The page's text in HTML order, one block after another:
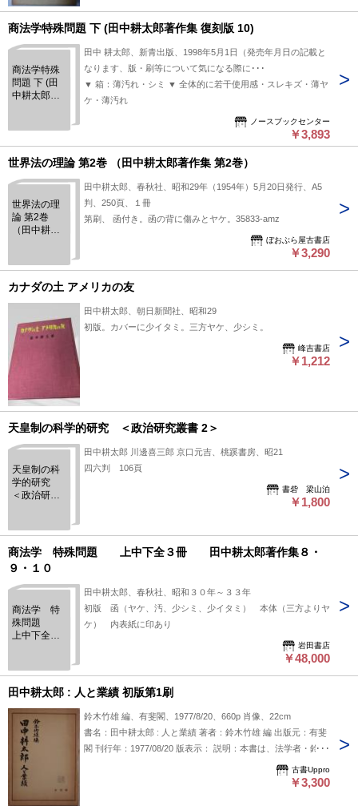
商法学特殊問題 下 (田中耕太郎著作集 復刻版 10)
商法学特殊
問題 下 (田
中耕太郎著
田中 耕太郎、新青出版、1998年5月1日（発売年月日の記載と
なります、版・刷等について気になる際に･･･
▼ 箱：薄汚れ・シミ ▼ 全体的に若干使用感・スレキズ・薄ヤ
ケ・薄汚れ
ノースブックセンター
￥3,893
世界法の理論 第2巻 （田中耕太郎著作集 第2巻）
世界法の理
論 第2巻
（田中耕太
田中耕太郎、春秋社、昭和29年（1954年）5月20日発行、A5
判、250頁、１冊
第刷、 函付き。函の背に傷みとヤケ。35833-amz
ぼおぶら屋古書店
￥3,290
カナダの土 アメリカの友
田中耕太郎、朝日新聞社、昭和29
初版。カバーに少イタミ。三方ヤケ、少シミ。
峰吉書店
￥1,212
天皇制の科学的研究 ＜政治研究叢書 2＞
天皇制の科
学的研究
＜政治研究
田中耕太郎 川邊喜三郎 京口元吉、桃蹊書房、昭21
四六判 106頁
書砦 梁山泊
￥1,800
商法学 特殊問題 上中下全３冊 田中耕太郎著作集８・
９・１０
商法学 特
殊問題
上中下全３
集８・９・
１０
田中耕太郎、春秋社、昭和３０年～３３年
初版 函（ヤケ、汚、少シミ、少イタミ） 本体（三方よりヤ
ケ） 内表紙に印あり
岩田書店
￥48,000
田中耕太郎 : 人と業績 初版第1刷
鈴木竹雄 編、有斐閣、1977/8/20、660p 肖像、22cm
書名：田中耕太郎 : 人と業績 著者：鈴木竹雄 編 出版元：有斐
閣 刊行年：1977/08/20 版表示： 説明：本書は、法学者・鈴木
竹雄の編纂により、最高裁判所長官・文部大臣・国際司法裁判
所判事などを歴任した田中耕太郎の人物像と業績を多角的に論
古書Uppro
￥3,300